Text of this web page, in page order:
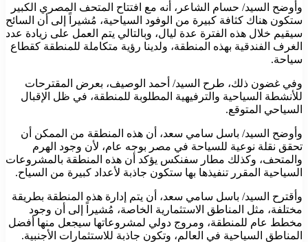
وأوضح السيد/ حسام الشاعر، أنه مع افتتاح المتحف المصري الكبير
ستكون هناك كثافة كبيرة من الوفود السياحية، مُشيراً إلى أن السائح
سيقيم خلال هذه الفترة عدة ليال، وبالتالي يتم العمل على زيادة عدد
الغرف الفندقية بهذه المنطقة، ولدينا رؤية متكاملة للمنطقة كقطاع
سياحة.
وفي غضون ذلك، طرح السيد/ أحمد الوصيف، بعرض المقترحات
للأنشطة السياحية والترفيهية المطلوبة للمنطقة، في ظل الإقبال
السياحي المتوقع.
وأوضح السيد/ باسل سامي سعد، أن هذه المنطقة من الممكن أن
تحقق نقلة نوعية للسياحة في مصر بوجه عام، لأن وجود الهرم
والمتحف، وكذلك مطار سفنكس يؤكد أن هذه المنطقة بالمشروعات
السياحية المقرر تنفيذها بها ستكون جاذبة لأعداد كبيرة من السياح.
وأقترح السيد/ باسل سامي سعد، أن يتم إدارة هذه المنطقة بطريقة
مختلفة، مثل المناطق الاستثمارية الخاصة، مُشيراً إلى أن وجود
مخطط عام للمنطقة، ومروج دولي لمشروعاتها سيجعل منها أفضل
المناطق السياحية في العالم، وتكون جاذبة للاستثمارات الأجنبية.